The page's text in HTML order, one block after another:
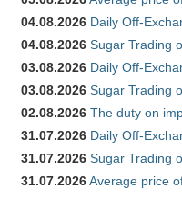
04.08.2026 Daily Off-
04.08.2026 Sugar Trading
03.08.2026 Daily Off-
03.08.2026 Sugar Trading
02.08.2026 The duty on
31.07.2026 Daily Off-
31.07.2026 Sugar Trading
31.07.2026Average price